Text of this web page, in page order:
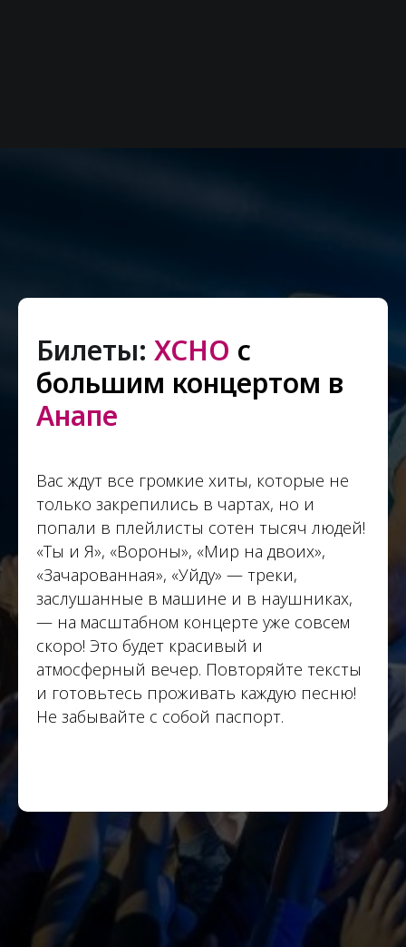
Билеты: XCHO с
большим концертом в
Анапе
Вас ждут все громкие хиты, которые не
только закрепились в чартах, но и
попали в плейлисты сотен тысяч людей!
«Ты и Я», «Вороны», «Мир на двоих»,
«Зачарованная», «Уйду» — треки,
заслушанные в машине и в наушниках,
— на масштабном концерте уже совсем
скоро! Это будет красивый и
атмосферный вечер. Повторяйте тексты
и готовьтесь проживать каждую песню!
Не забывайте с собой паспорт.